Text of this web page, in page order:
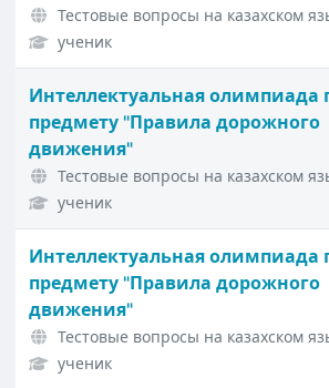
Тестовые вопросы на казахском
ученик
Интеллектуальная олимпиада
предмету "Правила дорожного
движения"
Тестовые вопросы на казахском
ученик
Интеллектуальная олимпиада
предмету "Правила дорожного
движения"
Тестовые вопросы на казахском
ученик